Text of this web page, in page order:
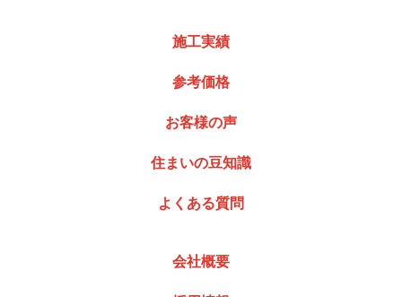
施工実績
参考価格
お客様の声
住まいの豆知識
よくある質問
会社概要